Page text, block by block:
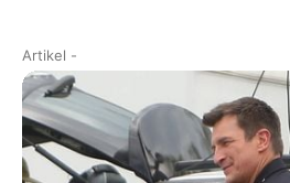
Artikel -